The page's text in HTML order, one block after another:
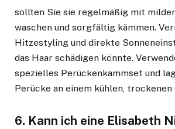
sollten Sie sie regelmäßig mit
waschen und sorgfältig kämmen.
Hitzestyling und direkte
das Haar schädigen könnte.
spezielles Perückenkammset und
Perücke an einem kühlen, trockenen
6. Kann ich eine Elisabeth